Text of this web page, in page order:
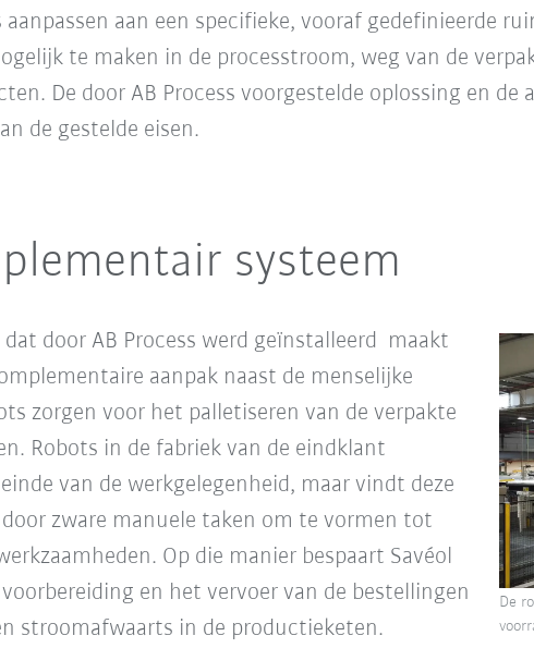
aanpassen aan een specifieke, vooraf gedefinieerde
te maken in de processtroom, weg van de
De door AB Process voorgestelde oplossing en de
de gestelde eisen.
systeem
door AB Process werd geïnstalleerd maakt
aanpak naast de menselijke
zorgen voor het palletiseren van de verpakte
Robots in de fabriek van de eindklant
van de werkgelegenheid, maar vindt deze
zware manuele taken om te vormen tot
Op die manier bespaart Savéol
en het vervoer van de bestellingen
stroomafwaarts in de productieketen.
De